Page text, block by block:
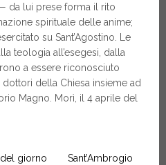
da lui prese forma il rito
spirituale delle anime;
su Sant’Agostino. Le
teologia all’esegesi, dalla
a essere riconosciuto
della Chiesa insieme ad
Magno. Morì, il 4 aprile del
giorno Sant’Ambrogio